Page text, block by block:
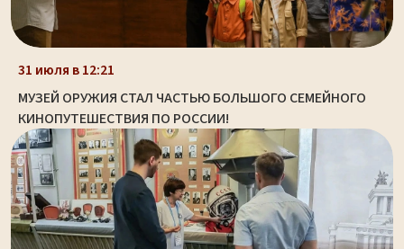
31 июля в 12:21
МУЗЕЙ ОРУЖИЯ СТАЛ ЧАСТЬЮ БОЛЬШОГО СЕМЕЙНОГО
КИНОПУТЕШЕСТВИЯ ПО РОССИИ!